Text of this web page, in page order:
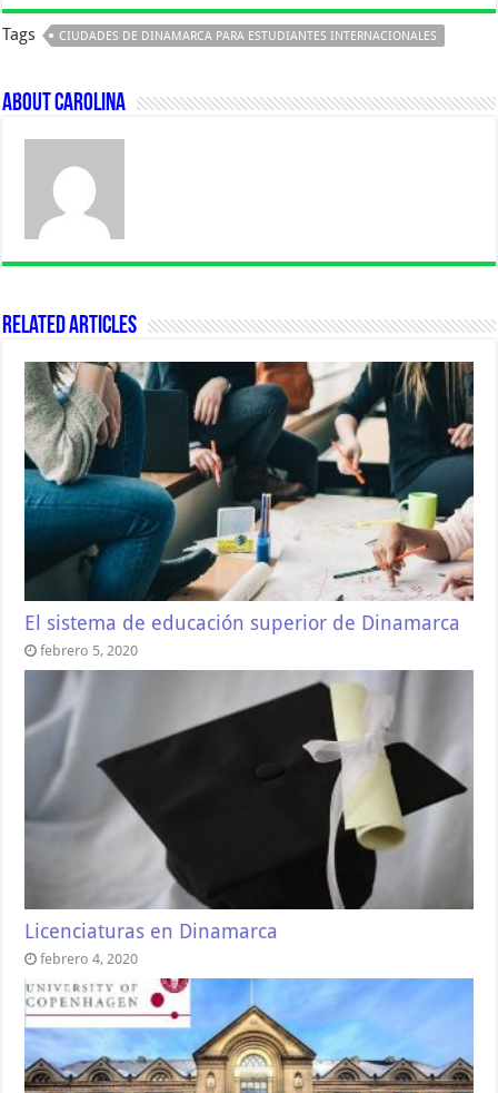
Tags CIUDADES DE DINAMARCA PARA ESTUDIANTES INTERNACIONALES
About Carolina
Related Articles
El sistema de educación superior de Dinamarca
febrero 5, 2020
Licenciaturas en Dinamarca
febrero 4, 2020